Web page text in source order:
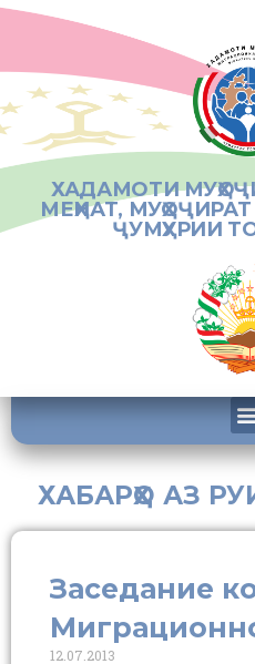
ХАДАМОТИ
МЕҲНАТ,
ҶУМҲУРИИ
ХАБАРҲО АЗ
Заседание
12.07.2013